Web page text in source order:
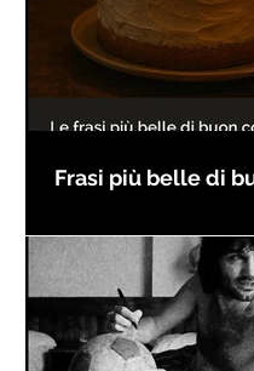
Frasi più belle di